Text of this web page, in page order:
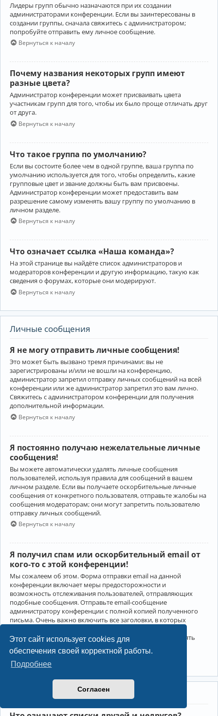
Этот сайт использует cookies для
обеспечения своей корректной работы.
Подробнее
Согласен
Лидеры групп обычно назначаются при их создании
администраторами конференции. Если вы заинтересованы в
создании группы, сначала свяжитесь с администратором;
попробуйте отправить ему личное сообщение.
Вернуться к началу
Почему названия некоторых групп имеют
разные цвета?
Администратор конференции может присваивать цвета
участникам групп для того, чтобы их было проще отличать друг
от друга.
Вернуться к началу
Что такое группа по умолчанию?
Если вы состоите более чем в одной группе, ваша группа по
умолчанию используется для того, чтобы определить, какие
групповые цвет и звание должны быть вам присвоены.
Администратор конференции может предоставить вам
разрешение самому изменять вашу группу по умолчанию в
личном разделе.
Вернуться к началу
Что означает ссылка «Наша команда»?
На этой странице вы найдёте список администраторов и
модераторов конференции и другую информацию, такую как
сведения о форумах, которые они модерируют.
Вернуться к началу
Личные сообщения
Я не могу отправить личные сообщения!
Это может быть вызвано тремя причинами: вы не
зарегистрированы и/или не вошли на конференцию,
администратор запретил отправку личных сообщений на всей
конференции или же администратор запретил это вам лично.
Свяжитесь с администратором конференции для получения
дополнительной информации.
Вернуться к началу
Я постоянно получаю нежелательные личные
сообщения!
Вы можете автоматически удалять личные сообщения
пользователей, используя правила для сообщений в вашем
личном разделе. Если вы получаете оскорбительные личные
сообщения от конкретного пользователя, отправьте жалобы на
сообщения модераторам; они могут запретить пользователю
отправку личных сообщений.
Вернуться к началу
Я получил спам или оскорбительный email от
кого-то с этой конференции!
Мы сожалеем об этом. Форма отправки email на данной
конференции включает меры предосторожности и
возможность отслеживания пользователей, отправляющих
подобные сообщения. Отправьте email-сообщение
администратору конференции с полной копией полученного
письма. Очень важно включить все заголовки, в которых
Администратор конференции сможет в этом случае принять
меры.
Друзья и недруги